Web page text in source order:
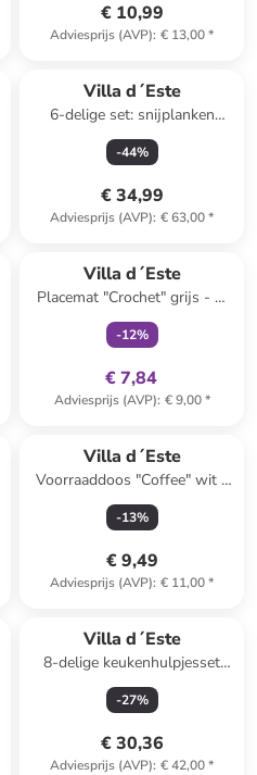
€ 10,99
Adviesprijs (AVP): € 13,00*
Villa d´Este
6-delige set: snijplanken
"Tradizione" bruin/meerkleurig-
(B)13 x (H)20 x (D)2 cm
-44%
€ 34,99
Adviesprijs (AVP): € 63,00*
Villa d´Este
Placemat "Crochet" grijs - Ø
38 cm
-12%
€ 7,84
Adviesprijs (AVP): € 9,00*
Villa d´Este
Voorraaddoos "Coffee" wit -
750 ml
-13%
€ 9,49
Adviesprijs (AVP): € 11,00*
Villa d´Este
8-delige keukenhulpjesset
"Big is more" wit
-27%
€ 30,36
Adviesprijs (AVP): € 42,00*